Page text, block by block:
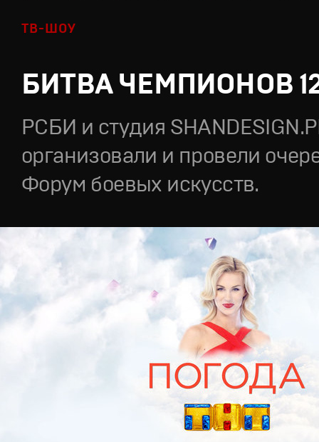
ТВ-ШОУ
БИТВА ЧЕМПИОНОВ
РСБИ и студия
организовали и провели
Форум боевых искусств.